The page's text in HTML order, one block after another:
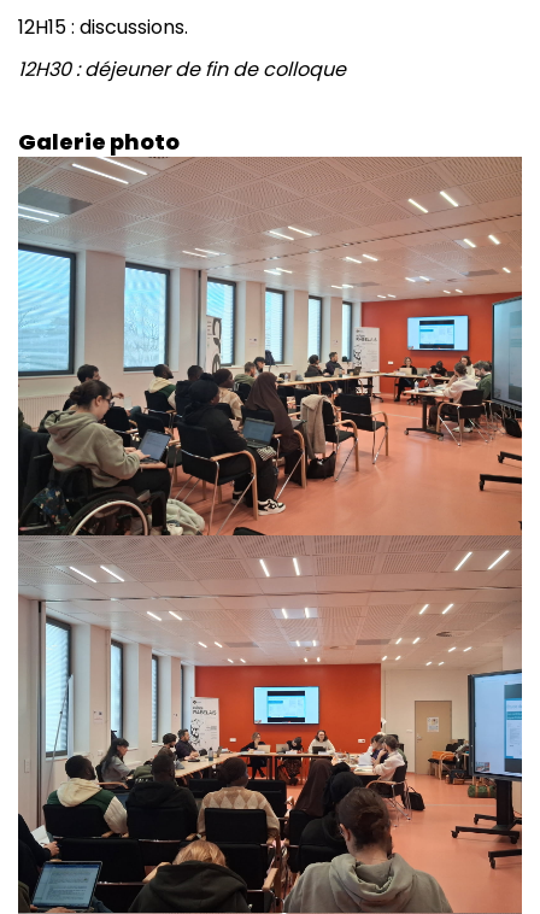
12H15 : discussions.
12H30 : déjeuner de fin de colloque
Galerie photo